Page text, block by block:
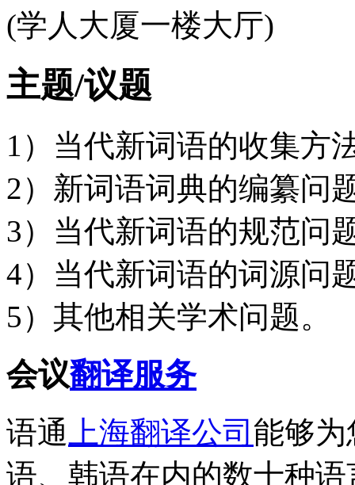
(学人大厦一楼大厅)
主题/议题
1）当代新词语的收集方
2）新词语词典的编纂问
3）当代新词语的规范问
4）当代新词语的词源问
5）其他相关学术问题。
会议翻译服务
语通 上海翻译公司 能够
语、韩语在内的数十种语